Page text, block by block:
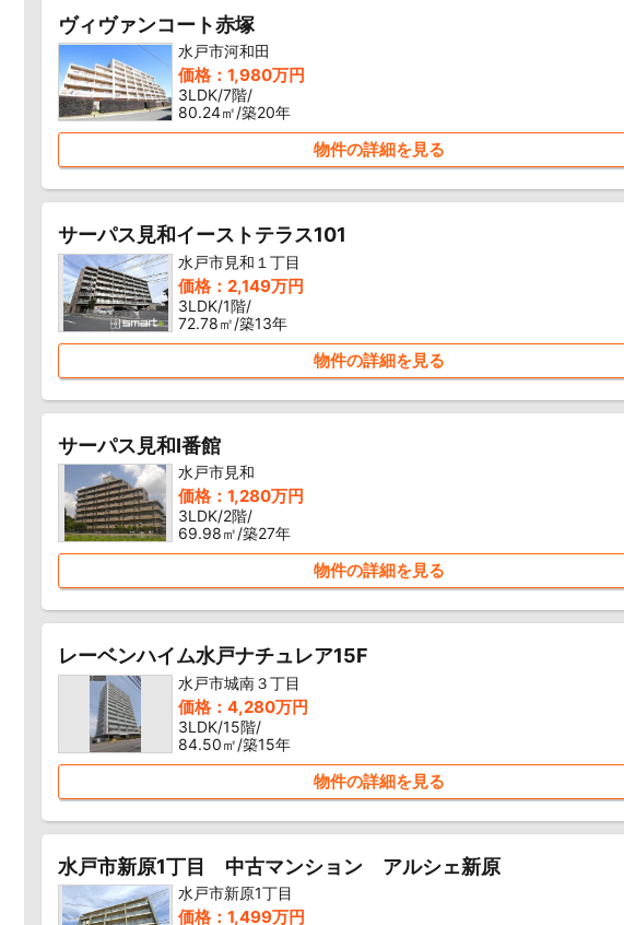
ヴィヴァンコート赤塚
水戸市河和田
価格：1,980万円
3LDK/7階/
80.24㎡/築20年
物件の詳細を見る
サーパス見和イーストテラス101
水戸市見和１丁目
価格：2,149万円
3LDK/1階/
72.78㎡/築13年
物件の詳細を見る
サーパス見和I番館
水戸市見和
価格：1,280万円
3LDK/2階/
69.98㎡/築27年
物件の詳細を見る
レーベンハイム水戸ナチュレア15F
水戸市城南３丁目
価格：4,280万円
3LDK/15階/
84.50㎡/築15年
物件の詳細を見る
水戸市新原1丁目 中古マンション アルシェ新原
水戸市新原1丁目
価格：1,499万円